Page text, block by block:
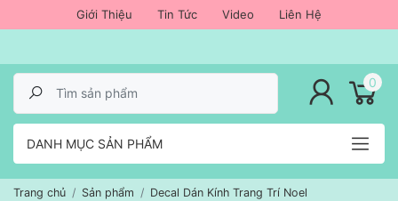
Giới Thiệu Tin Tức Video Liên Hệ
DANH MỤC SẢN PHẨM
0
Trang chủ Sản phẩm
Decal Dán Kính Trang Trí Noel